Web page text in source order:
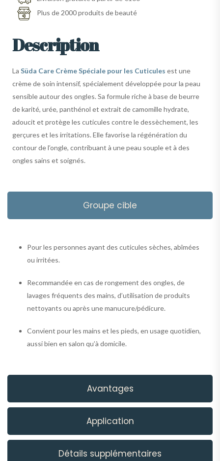
Plus de 2000 produits de beauté
Description
La Süda Care Crème Spéciale pour les Cuticules est une
crème de soin intensif, spécialement développée pour la peau
sensible autour des ongles. Sa formule riche à base de beurre
de karité, urée, panthénol et extrait de camomille hydrate,
adoucit et protège les cuticules contre le dessèchement, les
gerçures et les irritations. Elle favorise la régénération du
contour de l’ongle, contribuant à une peau souple et à des
ongles sains et soignés.
Groupe cible
Avantages
Application
Détails supplémentaires
Pour les personnes ayant des cuticules sèches, abîmées
ou irritées.
Recommandée en cas de rongement des ongles, de
lavages fréquents des mains, d’utilisation de produits
nettoyants ou après une manucure/pédicure.
Convient pour les mains et les pieds, en usage quotidien,
aussi bien en salon qu’à domicile.